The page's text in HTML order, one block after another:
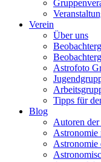
Verein
Über uns
Astrofoto
Tipps für
Blog
Autoren
Astronomie
Astronomie